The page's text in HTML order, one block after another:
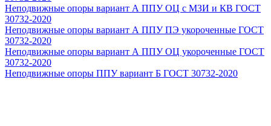
Неподвижные опоры вариант А ППУ ОЦ с МЗИ и КВ ГОСТ
30732-2020
Неподвижные опоры вариант А ППУ ПЭ укороченные ГОСТ
30732-2020
Неподвижные опоры вариант А ППУ ОЦ укороченные ГОСТ
30732-2020
Неподвижные опоры ППУ вариант Б ГОСТ 30732-2020